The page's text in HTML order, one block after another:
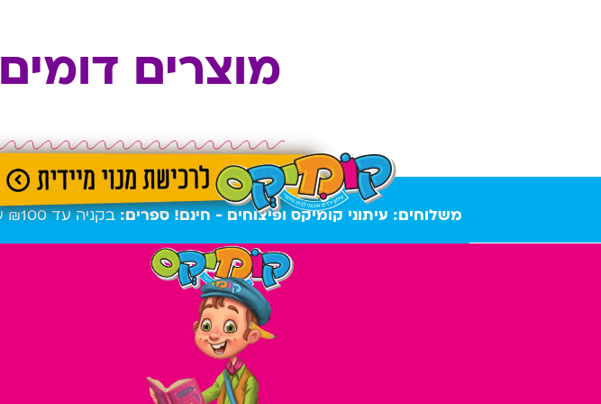
מוצרים דומים
משלוחים: עיתוני קומיקס ופיצוחים - חינם! ספרים:בקניה עד ₪100 עלות: